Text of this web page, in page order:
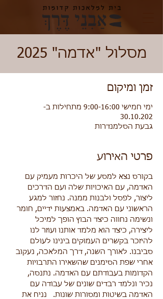
מסלול "אדמה" 2025
זמן ומיקום
ימי חמישי 9:00-16:00 מתחילות ב-
30.10.202
גבעת הסלמנדרות
פרטי האירוע
בקורס נצא למסע של היכרות מעמיק עם
האדמה, עם האיכויות שלה ועם הדרכים
ליצור, לפסל ולבנות ממנה. נחזור למגע
הראשוני עם האדמה. באמצעות ידיים, חומר
ונשימה נחווה כיצד הבוץ הופך למיכל
ליצירה, כיצד הוא מלמד אותנו ועוזר לנו
להיזכר בקשרים העמוקים בינינו לעולם
סביבנו. לאורך השנה, דרך המלאכה, נעקוב
אחרי שפת הסימנים שהשאירו התרבויות
הקדומות בעבודתם עם האדמה. נתנסה,
נכיר ונלמד רבדים שונים של עבודה עם
האדמה בשיטות ומסורות שונות.   נניח את